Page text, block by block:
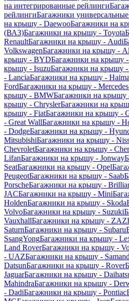
на интегрированные рейлинги
рейлингиБагажники
на крышу - DaewooБагажники на
(ВАЗ)Багажники на крышу - Toyota
RenaultБагажники на крышу - Audi
VolkswagenБагажники на крышу -
крышу - BYDБагажники на крышу
крышу - IsuzuБагажники на крышу -
- LanciaБагажники на крышу - Haima
FordБагажники на крышу -
крышу - BMWБагажники на крышу
крышу - ChryslerБагажники на
крышу - FiatБагажники на крышу -
- Great WallБагажники на крышу -
- DodgeБагажники на крышу -
MitsubishiБагажники на крышу -
ChevroletБагажники на крышу -
LifanБагажники на крышу - Jonway
SeatБагажники на крышу - Opel
PeugeotБагажники на крышу - Saab
PorscheБагажники на крышу -
JACБагажники на крышу - Mini
HoldenБагажники на крышу - Skoda
VolvoБагажники на крышу - Suzuki
VauxhallБагажники на крышу - ZAZ
SaturnБагажники на крышу - Subaru
SsangYongБагажники на крышу -
Land RoverБагажники на крышу -
- UAZБагажники на крышу - Samand
DatsunБагажники на крышу - Rover
JaguarБагажники на крышу -
MahindraБагажники на крышу -
- DadiБагажники на крышу - Pontiac